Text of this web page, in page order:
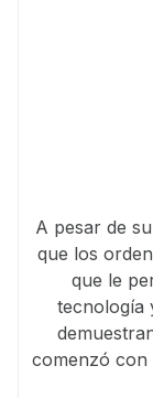
A pesar de
que los
que le
tecnología
comenzó con